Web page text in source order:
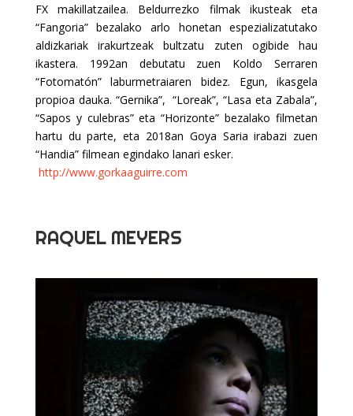
FX makillatzailea. Beldurrezko filmak ikusteak eta
“Fangoria” bezalako arlo honetan espezializatutako
aldizkariak irakurtzeak bultzatu zuten ogibide hau
ikastera. 1992an debutatu zuen Koldo Serraren
“Fotomatón” laburmetraiaren bidez. Egun, ikasgela
propioa dauka. “Gernika”, “Loreak”, “Lasa eta Zabala”,
“Sapos y culebras” eta “Horizonte” bezalako filmetan
hartu du parte, eta 2018an Goya Saria irabazi zuen
“Handia” filmean egindako lanari esker.
http://www.gorkaaguirre.com
RAQUEL MEYERS